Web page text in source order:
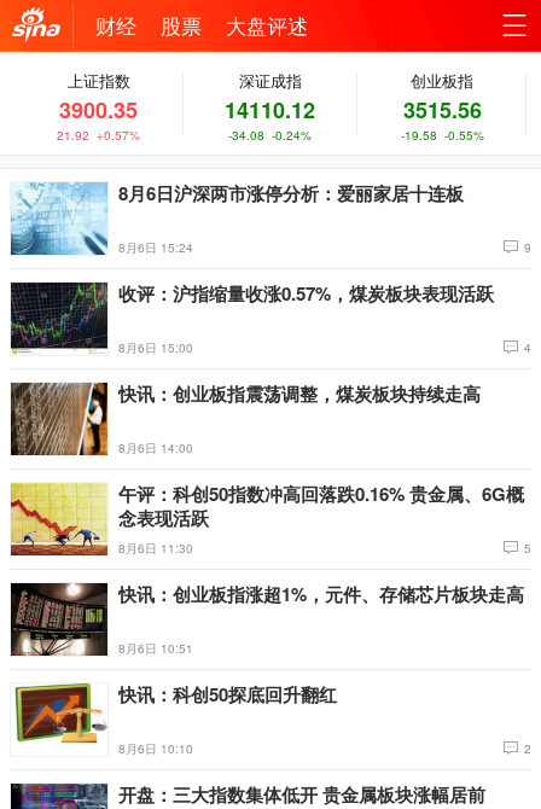
财经 股票 大盘评述
上证指数
3900.35
21.92 +0.57%
深证成指
14110.12
-34.08 -0.24%
创业板指
3515.56
-19.58 -0.55%
8月6日沪深两市涨停分析：爱丽家居十连板
8月6日 15:24 9
收评：沪指缩量收涨0.57%，煤炭板块表现活跃
8月6日 15:00 4
快讯：创业板指震荡调整，煤炭板块持续走高
8月6日 14:00
午评：科创50指数冲高回落跌0.16% 贵金属、6G概
念表现活跃
8月6日 11:30 5
快讯：创业板指涨超1%，元件、存储芯片板块走高
8月6日 10:51
快讯：科创50探底回升翻红
8月6日 10:10 2
开盘：三大指数集体低开 贵金属板块涨幅居前